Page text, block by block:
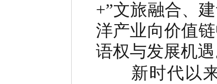
+”文旅融合、
洋产业向价值
语权与发展机
新时代以来